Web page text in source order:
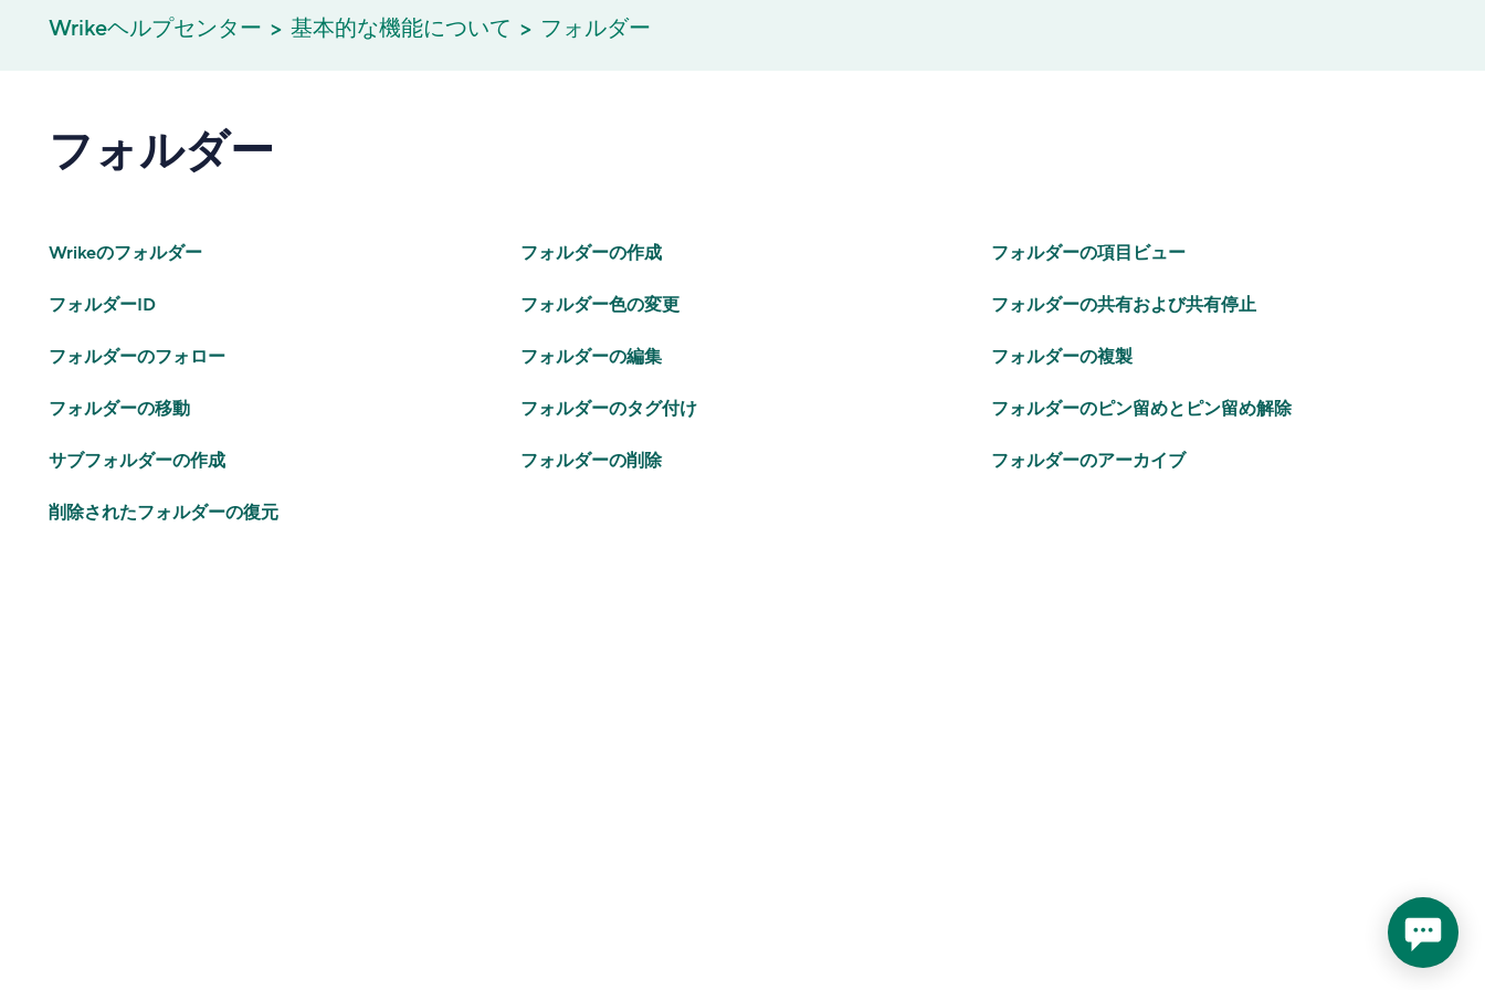
Wrikeヘルプセンター 基本的な機能について フォルダー
フォルダー
Wrikeのフォルダー フォルダーの作成 フォルダーの項目ビュー
フォルダーID フォルダー色の変更 フォルダーの共有および共有停止
フォルダーのフォロー フォルダーの編集 フォルダーの複製
フォルダーの移動 フォルダーのタグ付け フォルダーのピン留めとピン留め解除
サブフォルダーの作成 フォルダーの削除 フォルダーのアーカイブ
削除されたフォルダーの復元